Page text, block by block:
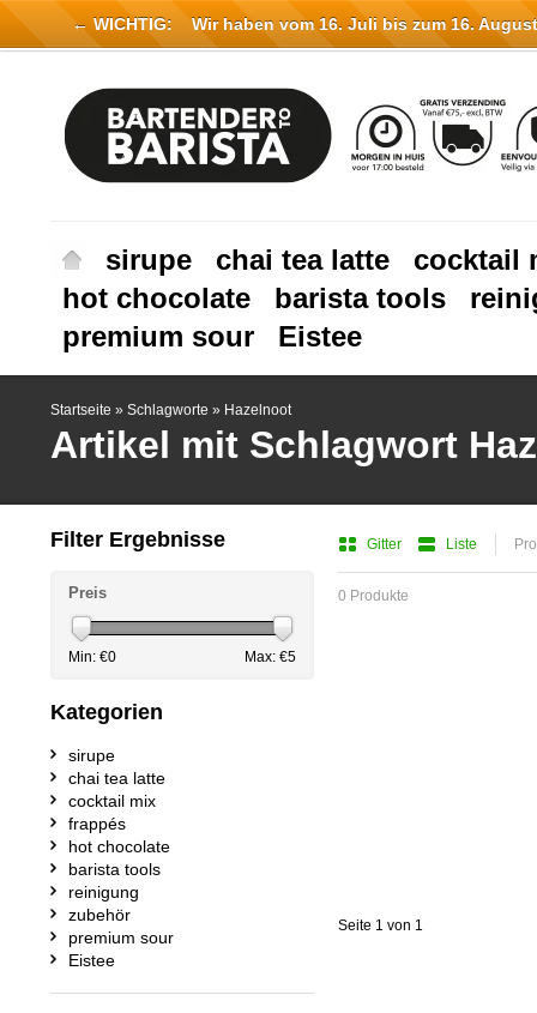
sirupe chai tea latte
cocktail
hot chocolate
barista tools
premium sour
Eistee
Startseite » Schlagworte » Hazelnoot
Artikel mit Schlagwort
Gitter Liste
0 Produkte
Seite 1 von 1
Filter Ergebnisse
Preis
Min: €0 Max: €5
Kategorien
sirupe
chai tea latte
cocktail mix
frappés
hot chocolate
barista tools
reinigung
zubehör
premium sour
Eistee
← WICHTIG: Wir haben vom 16. Juli bis zum 16.